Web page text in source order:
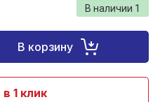
В наличии 1
В корзину
1 клик